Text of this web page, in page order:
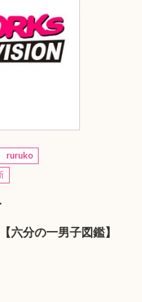
ruruko
六分の一男子図鑑】